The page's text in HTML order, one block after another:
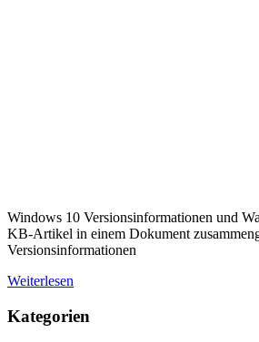
Windows 10 Versionsinformationen und
KB-Artikel in einem Dokument
Versionsinformationen
Weiterlesen
Kategorien